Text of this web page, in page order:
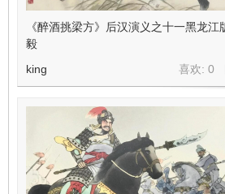
《醉酒挑梁方》后汉演义之十一黑龙江
毅
喜欢: 0
king